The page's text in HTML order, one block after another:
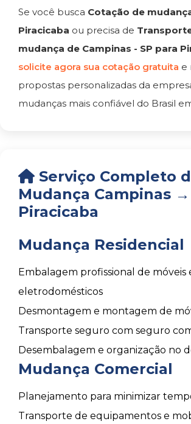
Se você busca Cotação de
Piracicaba ou precisa de
mudança de Campinas - SP para
solicite agora sua cotação gratuita e
propostas personalizadas da
mudanças mais confiável do Brasil
Serviço Completo
Mudança Campinas →
Piracicaba
Mudança Residencial
Embalagem profissional de móveis
eletrodomésticos
Desmontagem e montagem de
Transporte seguro com seguro
Desembalagem e organização no
Mudança Comercial
Planejamento para minimizar
Transporte de equipamentos e